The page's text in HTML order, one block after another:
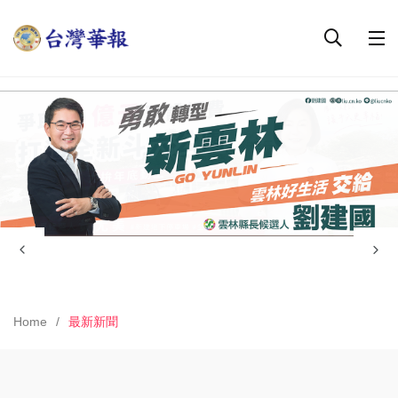
Home 最新新聞